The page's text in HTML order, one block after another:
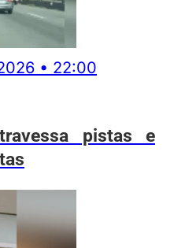
• 22:00
pistas e